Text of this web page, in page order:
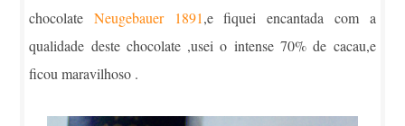
chocolate Neugebauer 1891,e fiquei encantada com a
qualidade deste chocolate ,usei o intense 70% de cacau,e
ficou maravilhoso .